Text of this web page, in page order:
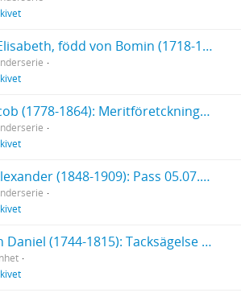
Funck, Adelheid Elisabeth, född von Bomin (1718-1778): Begravningsverser vid hennes jordfästning 1778
Funck, Fredrik Jacob (1778-1864): Meritföretckning (1807). Brev (1858-1862) från och till Fredrik Jacob Funck.
Funck, Thomas Alexander (1848-1909): Pass 05.07.1873. Brev, 1 st., 1880, till Th. A. Funck
Ehrenborg, Johan Daniel (1744-1815): Tacksägelse 1815. Bouppteckning. Arvskifte